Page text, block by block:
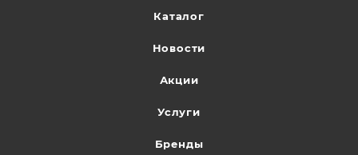
Каталог
Новости
Акции
Услуги
Бренды